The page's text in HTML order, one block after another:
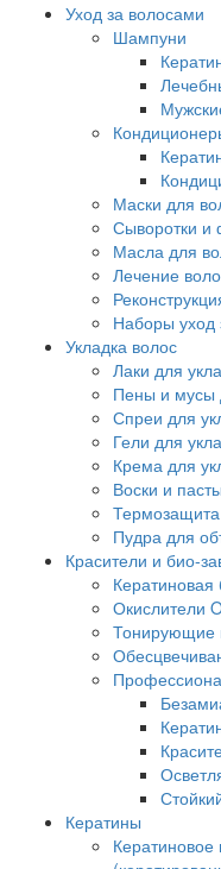
Уход за волосами
Шампуни
Маски для
Сыворотки
Масла для
Лечение
Наборы уход
Укладка волос
Лаки для
Пены и мусы
Спреи для
Гели для
Крема для
Воски и
Пудра для
Красители и био-
Кератиновая
Окислители
Тонирующие
Кератины